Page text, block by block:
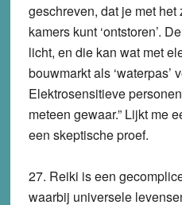
geschreven, dat je met
kamers kunt ‘ontstoren’.
licht, en die kan wat met
bouwmarkt als ‘waterpas’
Elektrosensitieve
meteen gewaar.” Lijkt me
een skeptische proef.
27. Reiki is een
waarbij universele